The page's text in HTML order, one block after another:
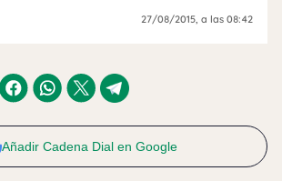
27/08/2015 , a las 08:42
Añadir Cadena Dial en Google